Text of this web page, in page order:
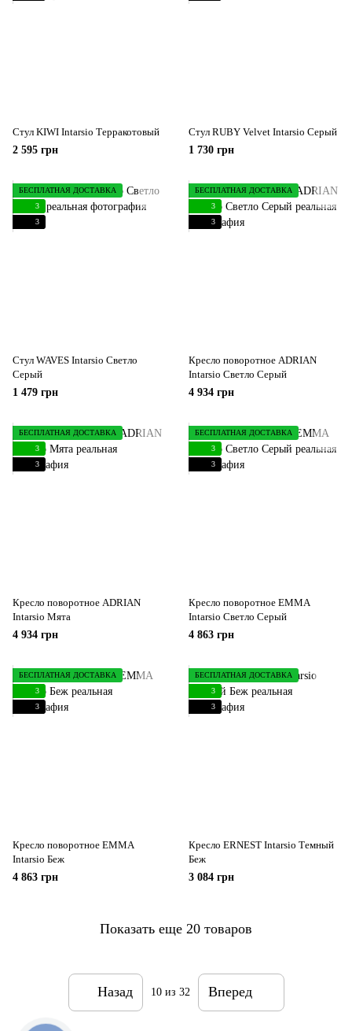
Стул KIWI Intarsio Терракотовый
2 595 грн
Стул RUBY Velvet Intarsio Серый
1 730 грн
БЕСПЛАТНАЯ ДОСТАВКА
3
3
Стул WAVES Intarsio Светло
Серый
1 479 грн
БЕСПЛАТНАЯ ДОСТАВКА
3
3
Кресло поворотное ADRIAN
Intarsio Светло Серый
4 934 грн
БЕСПЛАТНАЯ ДОСТАВКА
3
3
Кресло поворотное ADRIAN
Intarsio Мята
4 934 грн
БЕСПЛАТНАЯ ДОСТАВКА
3
3
Кресло поворотное EMMA
Intarsio Светло Серый
4 863 грн
БЕСПЛАТНАЯ ДОСТАВКА
3
3
Кресло поворотное EMMA
Intarsio Беж
4 863 грн
БЕСПЛАТНАЯ ДОСТАВКА
3
3
Кресло ERNEST Intarsio Темный
Беж
3 084 грн
Показать еще 20 товаров
Назад 10из 32 Вперед